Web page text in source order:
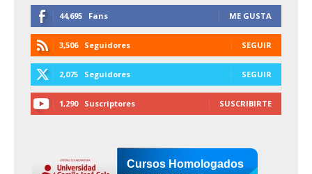
44,695 Fans ME GUSTA
3,506 Seguidores SEGUIR
2,075 Seguidores SEGUIR
1,290 Suscriptores SUSCRIBIRTE
Cursos Homologados